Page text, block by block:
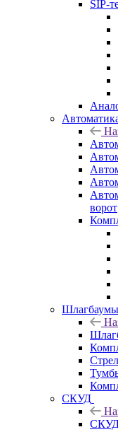
SIP-
ворот
Шлагбаумы
СКУД